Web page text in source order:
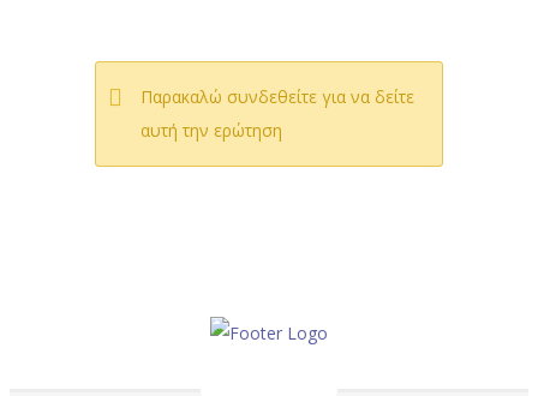
Παρακαλώ συνδεθείτε για να δείτε
αυτή την ερώτηση